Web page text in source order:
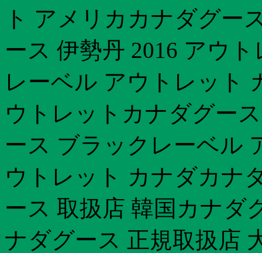
ト アメリカカナダグー
ース 伊勢丹 2016 アウ
レーベル アウトレット
ウトレットカナダグー
ース ブラックレーベル
ウトレット カナダカナ
ース 取扱店 韓国カナダ
ナダグース 正規取扱店